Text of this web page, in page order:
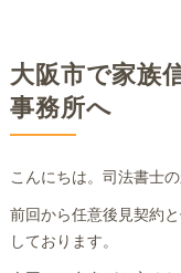
大阪市で家族
事務所へ
こんにちは。司法書士の
前回から任意後見契約
しております。